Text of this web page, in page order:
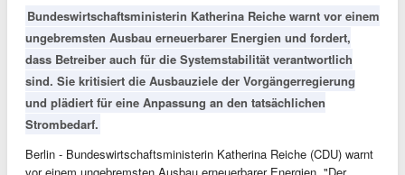
Bundeswirtschaftsministerin Katherina Reiche warnt vor einem
ungebremsten Ausbau erneuerbarer Energien und fordert,
dass Betreiber auch für die Systemstabilität verantwortlich
sind. Sie kritisiert die Ausbauziele der Vorgängerregierung
und plädiert für eine Anpassung an den tatsächlichen
Strombedarf.
Berlin - Bundeswirtschaftsministerin Katherina Reiche (CDU) warnt